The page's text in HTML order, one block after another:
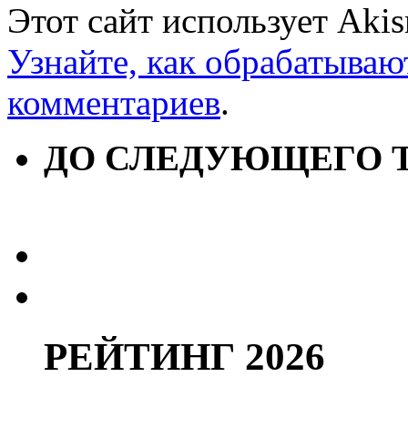
Этот сайт использует
Узнайте, как
комментариев.
ДО СЛЕДУЮЩЕГО
РЕЙТИНГ 2026